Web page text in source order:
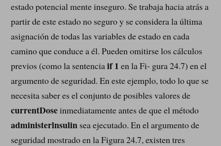
estado potencial mente inseguro. Se trabaja hacia atrás a
partir de este estado no seguro y se considera la última
asignación de todas las variables de estado en cada
camino que conduce a él. Pueden omitirse los cálculos
previos (como la sentenciaif 1 en la Fi- gura 24.7) en el
argumento de seguridad. En este ejemplo, todo lo que se
necesita saber es el conjunto de posibles valores de
currentDoseinmediatamente antes de que el método
administerlnsulin sea ejecutado. En el argumento de
seguridad mostrado en la Figura 24.7, existen tres